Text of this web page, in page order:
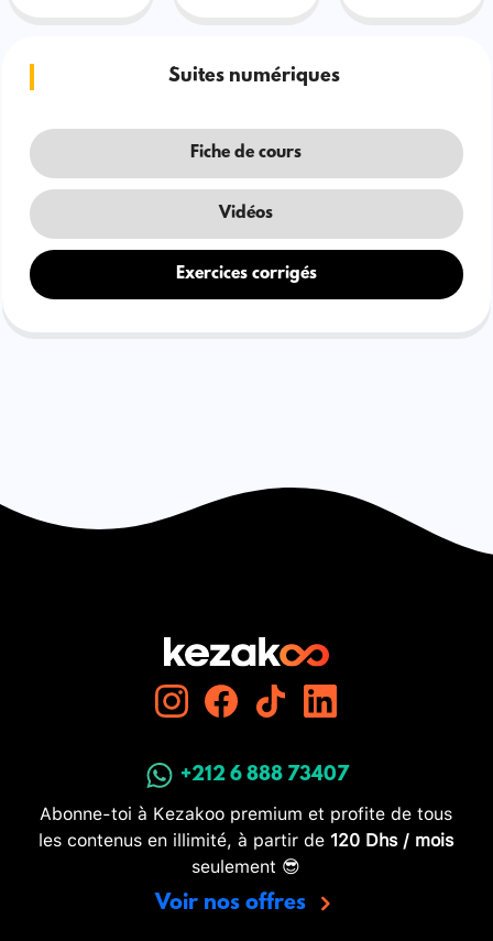
Suites numériques
Fiche de cours
Vidéos
Exercices corrigés
+212 6 888 73407
Abonne-toi à Kezakoo premium et profite de tous
les contenus en illimité, à partir de 120 Dhs / mois
seulement 😎
Voir nos offres